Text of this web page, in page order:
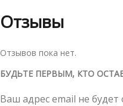
Отзывы
Отзывов пока нет.
БУДЬТЕ ПЕРВЫМ, КТО
Ваш адрес email не будет